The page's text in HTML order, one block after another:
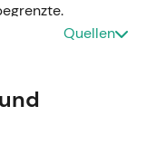
rund 44,08 Mrd.
Cashflow im
Quellen